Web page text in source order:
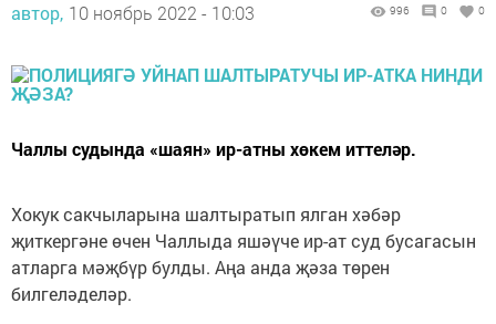
автор, 10 ноябрь 2022 - 10:03 996 0 0
Чаллы судында «шаян» ир-атны хөкем иттеләр.
Хокук сакчыларына шалтыратып ялган хәбәр
җиткергәне өчен Чаллыда яшәүче ир-ат суд бусагасын
атларга мәҗбүр булды. Аңа анда җәза төрен
билгеләделәр.